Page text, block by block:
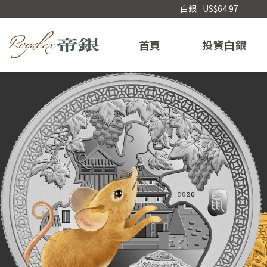
content
白銀 US$64.97
首頁 投資白銀